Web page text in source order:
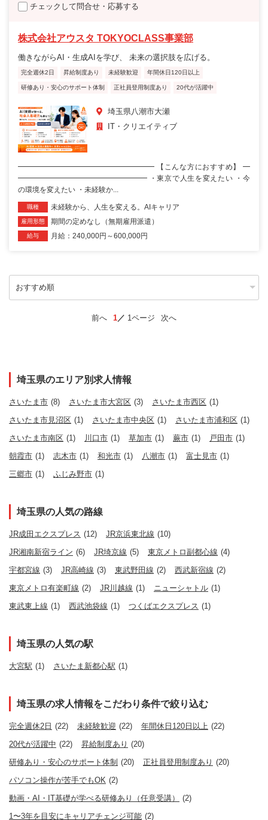
チェックして問合せ・応募する
株式会社アウスタ TOKYOCLASS事業部
働きながらAI・生成AIを学び、 未来の選択肢を広げる。
完全週休2日 昇給制度あり 未経験歓迎 年間休日120日以上
研修あり・安心のサポート体制 正社員登用制度あり 20代が活躍中
埼玉県八潮市大瀬
IT・クリエイティブ
━━━━━━━━━━━━━━━━━━━ 【こんな方におすすめ】 ━
━━━━━━━━━━━━━━━━━━ ・東京で人生を変えたい ・今
の環境を変えたい ・未経験か...
職種 未経験から、人生を変える。AIキャリア
雇用形態 期間の定めなし（無期雇用派遣）
給与 月給：240,000円～600,000円
前へ 1 1ページ 次へ
埼玉県のエリア別求人情報
さいたま市 (8) さいたま市大宮区 (3) さいたま市西区 (1)
さいたま市見沼区 (1) さいたま市中央区 (1) さいたま市浦和区 (1)
さいたま市南区 (1) 川口市 (1) 草加市 (1) 蕨市 (1) 戸田市 (1)
朝霞市 (1) 志木市 (1) 和光市 (1) 八潮市 (1) 富士見市 (1)
三郷市 (1) ふじみ野市 (1)
埼玉県の人気の路線
JR成田エクスプレス (12) JR京浜東北線 (10)
JR湘南新宿ライン (6) JR埼京線 (5) 東京メトロ副都心線 (4)
宇都宮線 (3) JR高崎線 (3) 東武野田線 (2) 西武新宿線 (2)
東京メトロ有楽町線 (2) JR川越線 (1) ニューシャトル (1)
東武東上線 (1) 西武池袋線 (1) つくばエクスプレス (1)
埼玉県の人気の駅
大宮駅 (1) さいたま新都心駅 (1)
埼玉県の求人情報をこだわり条件で絞り込む
完全週休2日 (22) 未経験歓迎 (22) 年間休日120日以上 (22)
20代が活躍中 (22) 昇給制度あり (20)
研修あり・安心のサポート体制 (20) 正社員登用制度あり (20)
パソコン操作が苦手でもOK (2)
動画・AI・IT基礎が学べる研修あり（任意受講）
(2)
1〜3年を目安にキャリアチェンジ可能 (2)